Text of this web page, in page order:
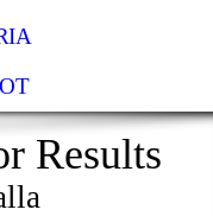
Results